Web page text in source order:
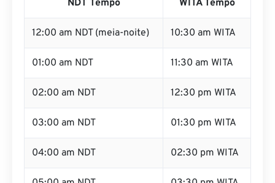
NDT Tempo WITA Tempo
12:00 am NDT (meia-noite) 10:30 am WITA
01:00 am NDT 11:30 am WITA
02:00 am NDT 12:30 pm WITA
03:00 am NDT 01:30 pm WITA
04:00 am NDT 02:30 pm WITA